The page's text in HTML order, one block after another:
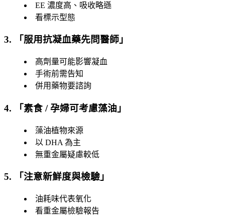
EE 濃度高、吸收略遜
看標示型態
3. 「 服用抗凝血藥先問醫師 」
高劑量可能影響凝血
手術前需告知
併用藥物要諮詢
4. 「 素食 / 孕婦可考慮藻油 」
藻油植物來源
以 DHA 為主
無重金屬疑慮較低
5. 「注意新鮮度與檢驗 」
油耗味代表氧化
看重金屬檢驗報告